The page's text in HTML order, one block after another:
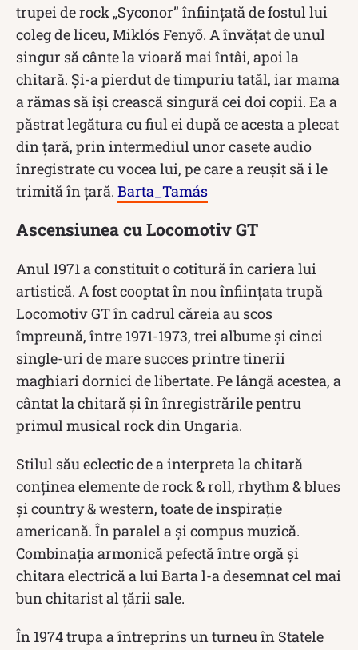
trupei de rock „Syconor” înființată de fostul lui
coleg de liceu, Miklós Fenyő. A învățat de unul
singur să cânte la vioară mai întâi, apoi la
chitară. Și-a pierdut de timpuriu tatăl, iar mama
a rămas să își crească singură cei doi copii. Ea a
păstrat legătura cu fiul ei după ce acesta a plecat
din țară, prin intermediul unor casete audio
înregistrate cu vocea lui, pe care a reușit să i le
trimită în țară. Barta_Tamás
Ascensiunea cu Locomotiv GT
Anul 1971 a constituit o cotitură în cariera lui
artistică. A fost cooptat în nou înființata trupă
Locomotiv GT în cadrul căreia au scos
împreună, între 1971-1973, trei albume și cinci
single-uri de mare succes printre tinerii
maghiari dornici de libertate. Pe lângă acestea, a
cântat la chitară și în înregistrările pentru
primul musical rock din Ungaria.
Stilul său eclectic de a interpreta la chitară
conținea elemente de rock & roll, rhythm & blues
și country & western, toate de inspirație
americană. În paralel a și compus muzică.
Combinația armonică pefectă între orgă și
chitara electrică a lui Barta l-a desemnat cel mai
bun chitarist al țării sale.
În 1974 trupa a întreprins un turneu în Statele